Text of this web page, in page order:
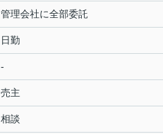
管理会社に全部委託
日勤
-
売主
相談